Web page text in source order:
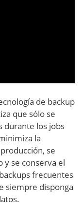
de backup
que sólo se
durante los jobs
la
se
y se conserva el
frecuentes
siempre disponga